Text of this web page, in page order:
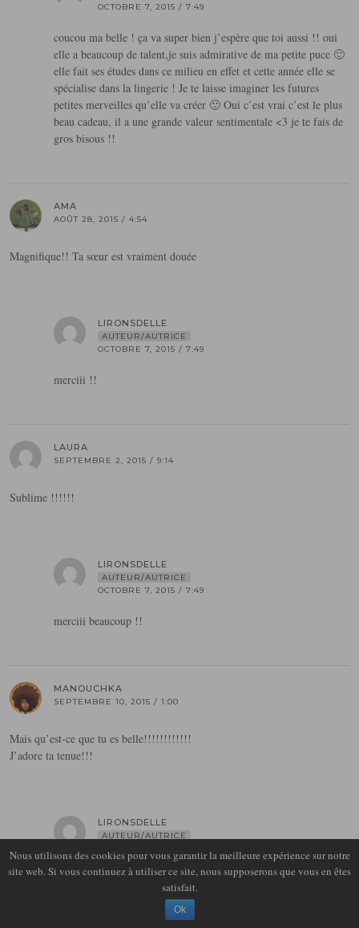
OCTOBRE 7, 2015 / 7:49
coucou ma belle ! ça va super bien j’espère que toi aussi !! oui
elle a beaucoup de talent,je suis admirative de ma petite puce 🙂
elle fait ses études dans ce milieu en effet et cette année elle se
spécialise dans la lingerie ! Je te laisse imaginer les futures
petites merveilles qu’elle va créer 🙂 Oui c’est vrai c’est le plus
beau cadeau, il a une grande valeur sentimentale <3 je te fais de
gros bisous !!
AMA
AOÛT 28, 2015 / 4:54
Magnifique!! Ta sœur est vraiment douée
LIRONSDELLE
AUTEUR/AUTRICE
OCTOBRE 7, 2015 / 7:49
merciii !!
LAURA
SEPTEMBRE 2, 2015 / 9:14
Sublime !!!!!!
LIRONSDELLE
AUTEUR/AUTRICE
OCTOBRE 7, 2015 / 7:49
merciii beaucoup !!
MANOUCHKA
SEPTEMBRE 10, 2015 / 1:00
Mais qu’est-ce que tu es belle!!!!!!!!!!!!
J’adore ta tenue!!!
LIRONSDELLE
AUTEUR/AUTRICE
ouuuuh mercii ma belle <3
Nous utilisons des cookies pour vous garantir la meilleure expérience sur notre
site web. Si vous continuez à utiliser ce site, nous supposerons que vous en êtes
satisfait.
Ok